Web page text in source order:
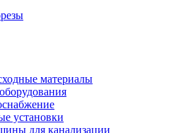
материалы
установки
для канализации